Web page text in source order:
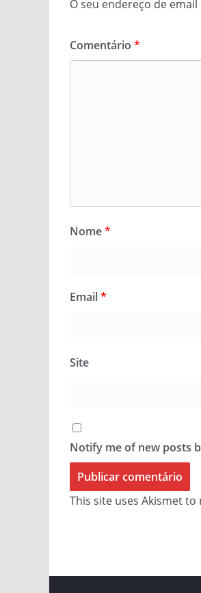
O seu endereço de
Comentário *
Nome*
Email*
Site
Notify me of new posts
This site uses Akismet to